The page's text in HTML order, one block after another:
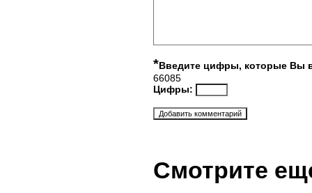
*Введите цифры, которые Вы
66085
Цифры:
Смотрите